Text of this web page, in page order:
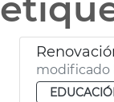
modificado